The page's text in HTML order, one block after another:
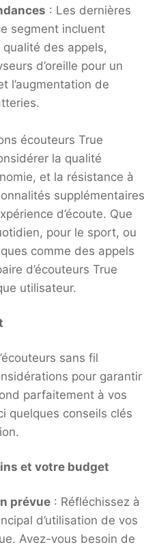
: Les dernières
segment incluent
qualité des appels,
d’oreille pour un
l’augmentation de
écouteurs True
la qualité
et la résistance à
supplémentaires
d’écoute. Que
pour le sport, ou
comme des appels
d’écouteurs True
utilisateur.
sans fil
pour garantir
parfaitement à vos
quelques conseils clés
et votre budget
prévue: Réfléchissez à
d’utilisation de vos
Avez-vous besoin de